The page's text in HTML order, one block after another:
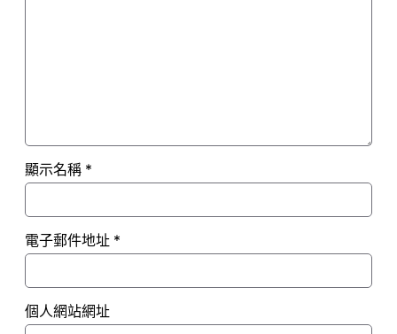
顯示名稱 *
電子郵件地址 *
個人網站網址